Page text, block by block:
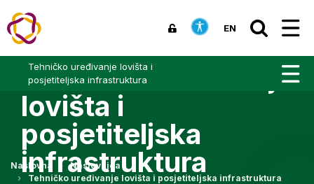
EN
Tehničko uređivanje lovišta i
posjetiteljska infrastruktura
Tehničko uređivanje
lovišta i
posjetiteljska
infrastruktura
Naslovna
Naslovnica
Tehničko uređivanje lovišta i posjetiteljska infrastruktura